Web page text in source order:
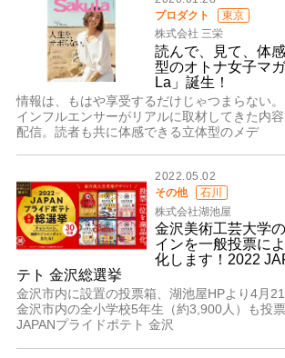
プロダクト
東京
株式会社 三栄
読んで、見て、体
型のオトナ女子マ
La」誕生！
情報は、もはや享受するだけじゃつまらない。
インフルエンサーがリアルに取材してきた内
配信。読者も共に体感できる立体型のメデ
2022.05.02
その他
石川
株式会社湖池屋
金沢美術工芸大学
インを一般投票に
化します！2022
テト 金沢総選挙
金沢市内に設置の投票箱、湖池屋HPより4月
金沢市内の全小学校5年生（約3,900人）も投
JAPANプライドポテト 金沢